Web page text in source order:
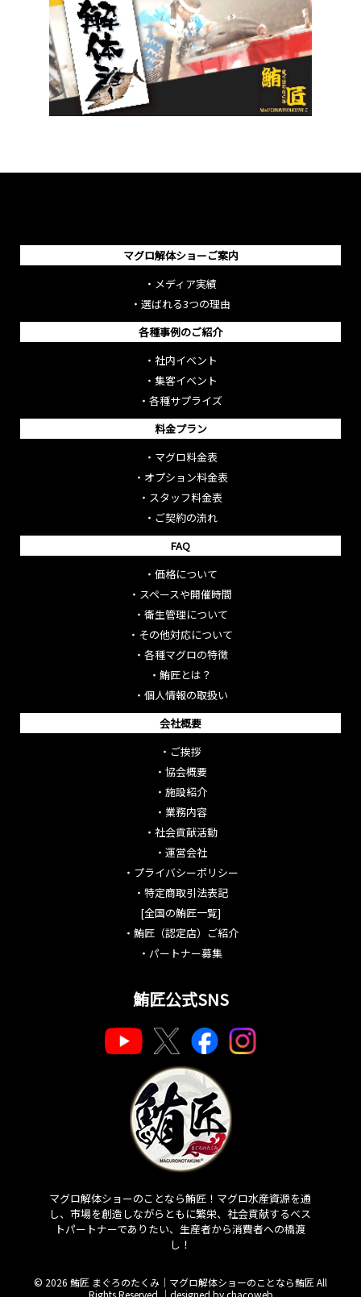
マグロ解体ショーご案内
・ メディア実績
・ 選ばれる3つの理由
各種事例のご紹介
・ 社内イベント
・ 集客イベント
・ 各種サプライズ
料金プラン
・ マグロ料金表
・ オプション料金表
・ スタッフ料金表
・ ご契約の流れ
FAQ
・ 価格について
・ スペースや開催時間
・ 衛生管理について
・ その他対応について
・ 各種マグロの特徴
・ 鮪匠とは？
・ 個人情報の取扱い
会社概要
・ ご挨拶
・ 協会概要
・ 施設紹介
・ 業務内容
・ 社会貢献活動
・ 運営会社
・ プライバシーポリシー
・ 特定商取引法表記
[全国の鮪匠一覧]
・ 鮪匠（認定店）ご紹介
・ パートナー募集
鮪匠公式SNS
マグロ解体ショーのことなら鮪匠！マグロ水産資源を通
し、市場を創造しながらともに繁栄、社会貢献するベス
トパートナーでありたい、生産者から消費者への橋渡
し！
© 2026 鮪匠 まぐろのたくみ｜マグロ解体ショーのことなら鮪匠 All
Rights Reserved.｜ designed by chacoweb